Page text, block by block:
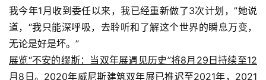
我今年1月收到委任以来，我已经重新做了3次计划，”她说
道，“我只能深呼吸，去聆听和了解这个世界的瞬息万变，
无论是好是坏。”
展览“不安的缪斯：当双年展遇见历史”将8月29日持续至12
月8日。2020年威尼斯建筑双年展已推迟至2021年，2021